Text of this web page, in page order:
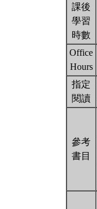
課後
學習
時數
Office
Hours
指定
閱讀
參考
書目